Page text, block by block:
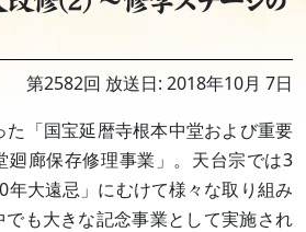
第2582回 放送日: 2018年10月 7日
「国宝延暦寺根本中堂および重要
廻廊保存修理事業」。天台宗では3
年大遠忌」にむけて様々な取り組み
も大きな記念事業として実施され